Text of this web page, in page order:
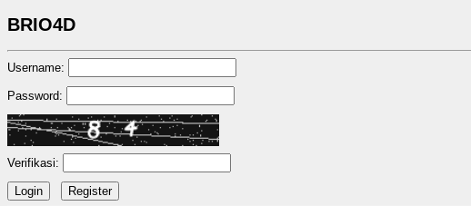
BRIO4D
Username:
Password:
Verifikasi: